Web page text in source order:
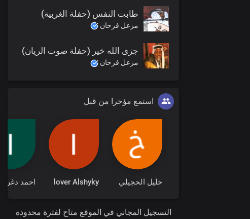
طابت النفس (حفلة الغربية)
مزعل فرحان
جزى الله خير (حفلة صوت الريان)
مزعل فرحان
استمع مؤخرا من قبل
خليل الحجيلي lover Alshyky احمد
التسجيل المجاني في الموقع متاح لفترة محدودة